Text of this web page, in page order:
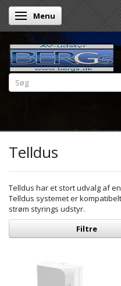
Skifte navigation
Menu
Telldus
Telldus har et stort udvalg af
Telldus systemet er
strøm styrings udstyr.
Filtre